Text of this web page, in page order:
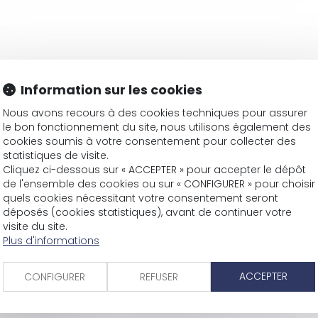
: les tarifs évoluent
de la loi Pinel réputant une clause illégale non écrite -
de l'assurance
du bruit en France ? - Le Moniteur
d'un retard - Éditions Francis Lefebvre
| Dalloz Actualité
- MACSF exercice professionnel
ordonnances les mesures pour le renforcement du
d'un employé et respect de la vie privée
prescrivant le retrait des silhouettes
de sommeil - Le Moniteur
de Malouel
Information sur les cookies
Nous avons recours à des cookies techniques pour assurer
le bon fonctionnement du site, nous utilisons également des
cookies soumis à votre consentement pour collecter des
statistiques de visite.
Cliquez ci-dessous sur « ACCEPTER » pour accepter le dépôt
de l'ensemble des cookies ou sur « CONFIGURER » pour choisir
quels cookies nécessitant votre consentement seront
déposés (cookies statistiques), avant de continuer votre
visite du site.
Plus d'informations
CONFIGURER REFUSER ACCEPTER